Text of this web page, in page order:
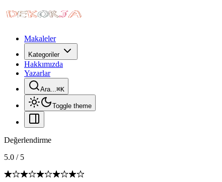
Makaleler
Kategoriler
Hakkımızda
Yazarlar
Ara...⌘K
Toggle theme
Değerlendirme
5.0 / 5